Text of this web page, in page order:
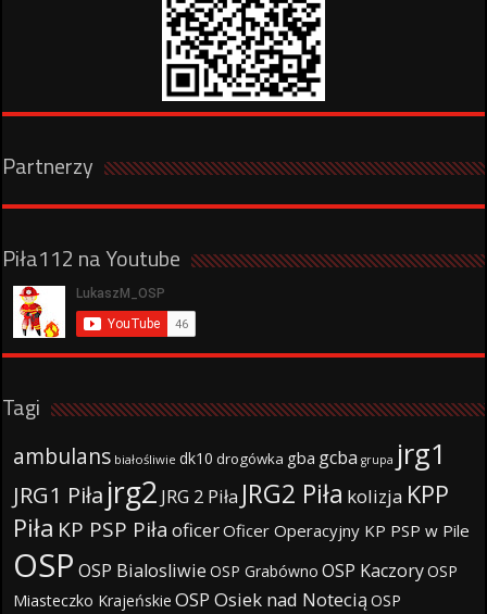
Partnerzy
Piła112 na Youtube
Tagi
ambulans białośliwie dk10 drogówka gba gcba grupa jrg1
JRG1 Piła jrg2 JRG 2 Piła JRG2 Piła kolizja KPP
Piła KP PSP Piła oficerOficer Operacyjny KP PSP w Pile
OSP OSP Bialosliwie OSP Grabówno OSP KaczoryOSP
Miasteczko Krajeńskie OSP Osiek nad Notecią OSP